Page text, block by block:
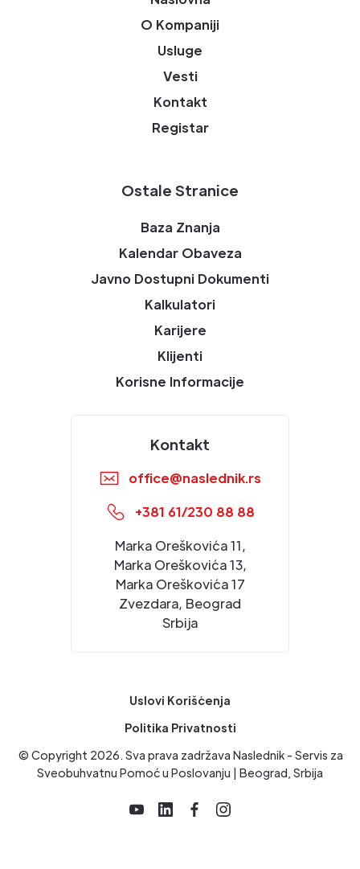
O Kompaniji
Usluge
Vesti
Kontakt
Registar
Ostale Stranice
Baza Znanja
Kalendar Obaveza
Javno Dostupni Dokumenti
Kalkulatori
Karijere
Klijenti
Korisne Informacije
Kontakt
office@naslednik.rs
+381 61/230 88 88
Marka Oreškovića 11,
Marka Oreškovića 13,
Marka Oreškovića 17
Zvezdara, Beograd
Srbija
Uslovi Korišćenja
Politika Privatnosti
© Copyright 2026. Sva prava zadržava Naslednik - Servis za
Sveobuhvatnu Pomoć u Poslovanju | Beograd, Srbija